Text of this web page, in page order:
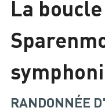
La
RANDONNÉE